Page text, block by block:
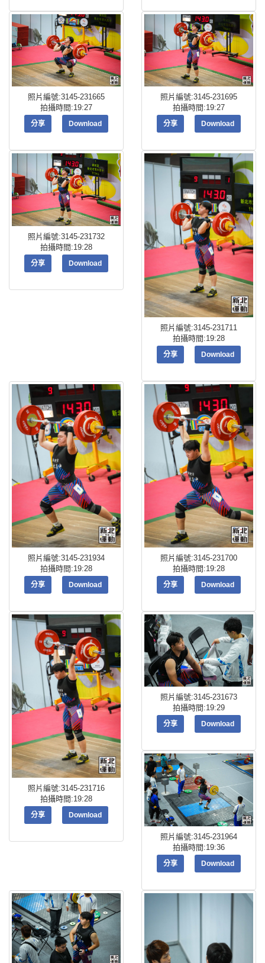
照片編號:3145-231665
拍攝時間:19:27
分享 Download
照片編號:3145-231695
拍攝時間:19:27
分享 Download
照片編號:3145-231732
拍攝時間:19:28
分享 Download
照片編號:3145-231711
拍攝時間:19:28
分享 Download
照片編號:3145-231934
拍攝時間:19:28
分享 Download
照片編號:3145-231700
拍攝時間:19:28
分享 Download
照片編號:3145-231716
拍攝時間:19:28
分享 Download
照片編號:3145-231673
拍攝時間:19:29
分享 Download
照片編號:3145-231964
拍攝時間:19:36
分享 Download